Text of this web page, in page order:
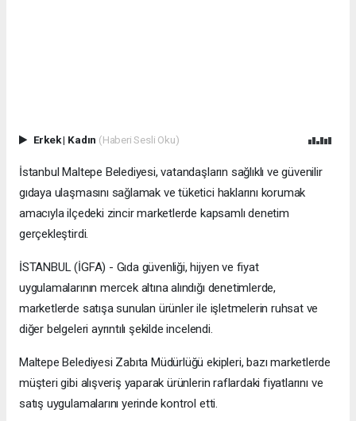
Erkek| Kadın (Haberi Sesli Oku)
İstanbul Maltepe Belediyesi, vatandaşların sağlıklı ve güvenilir
gıdaya ulaşmasını sağlamak ve tüketici haklarını korumak
amacıyla ilçedeki zincir marketlerde kapsamlı denetim
gerçekleştirdi.
İSTANBUL (İGFA) - Gıda güvenliği, hijyen ve fiyat
uygulamalarının mercek altına alındığı denetimlerde,
marketlerde satışa sunulan ürünler ile işletmelerin ruhsat ve
diğer belgeleri ayrıntılı şekilde incelendi.
Maltepe Belediyesi Zabıta Müdürlüğü ekipleri, bazı marketlerde
müşteri gibi alışveriş yaparak ürünlerin raflardaki fiyatlarını ve
satış uygulamalarını yerinde kontrol etti.